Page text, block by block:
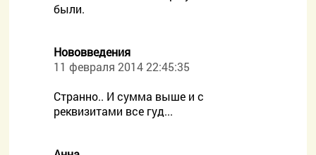
были.
Нововведения
11 февраля 2014 22:45:35
Странно.. И сумма выше и с
реквизитами все гуд...